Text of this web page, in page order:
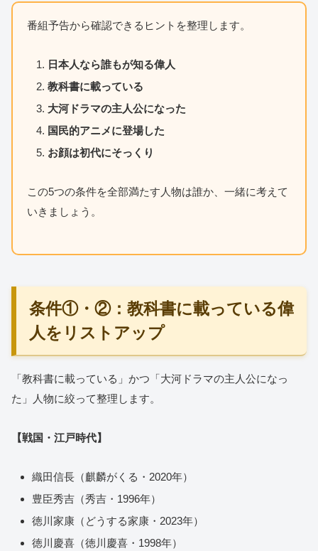
番組予告から確認できるヒントを整理します。
日本人なら誰もが知る偉人
教科書に載っている
大河ドラマの主人公になった
国民的アニメに登場した
お顔は初代にそっくり
この5つの条件を全部満たす人物は誰か、一緒に考えて
いきましょう。
条件①・②：教科書に載っている偉
人をリストアップ
「教科書に載っている」かつ「大河ドラマの主人公になっ
た」人物に絞って整理します。
【戦国・江戸時代】
織田信長（麒麟がくる・2020年）
豊臣秀吉（秀吉・1996年）
徳川家康（どうする家康・2023年）
徳川慶喜（徳川慶喜・1998年）